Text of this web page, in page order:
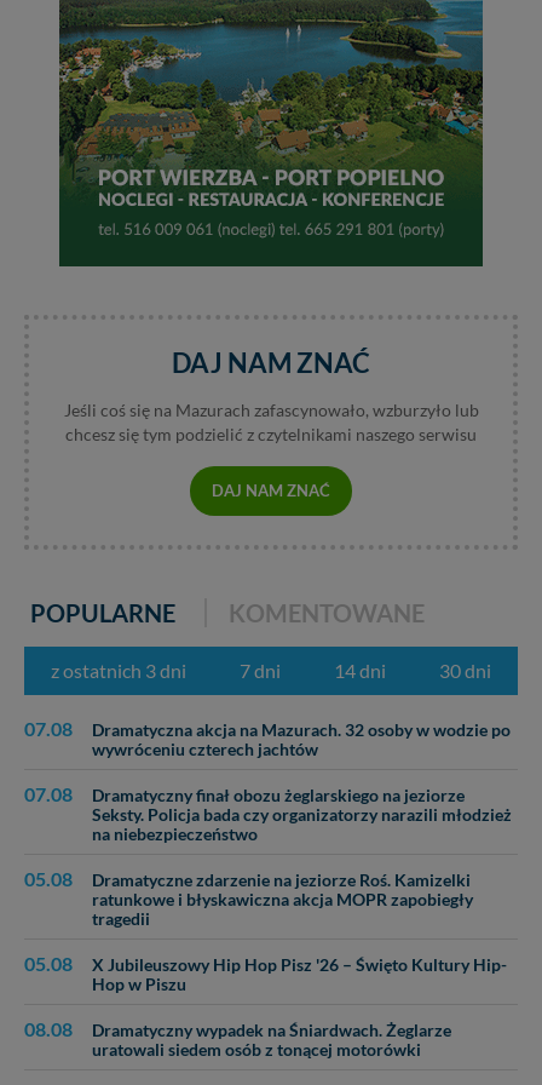
DAJ NAM ZNAĆ
Jeśli coś się na Mazurach zafascynowało, wzburzyło lub
chcesz się tym podzielić z czytelnikami naszego serwisu
DAJ NAM ZNAĆ
POPULARNE KOMENTOWANE
z ostatnich 3 dni 7 dni 14 dni 30 dni
07.08
Dramatyczna akcja na Mazurach. 32 osoby w wodzie po
wywróceniu czterech jachtów
07.08
Dramatyczny finał obozu żeglarskiego na jeziorze
Seksty. Policja bada czy organizatorzy narazili młodzież
na niebezpieczeństwo
05.08
Dramatyczne zdarzenie na jeziorze Roś. Kamizelki
ratunkowe i błyskawiczna akcja MOPR zapobiegły
tragedii
05.08
X Jubileuszowy Hip Hop Pisz '26 – Święto Kultury Hip-
Hop w Piszu
08.08
Dramatyczny wypadek na Śniardwach. Żeglarze
uratowali siedem osób z tonącej motorówki
tych plików - w pewnych przypadkach nie możemy tego
zrobić za Ciebie.
Dziękujemy, i życzmy miłego odkrywania Mazur na
nowo...